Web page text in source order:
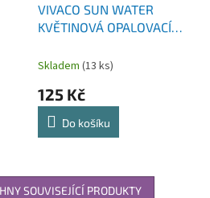
VIVACO SUN WATER
KVĚTINOVÁ OPALOVACÍ
300 ML
Skladem (13 ks)
125 Kč
Do košíku
SOUVISEJÍCÍ PRODUKTY